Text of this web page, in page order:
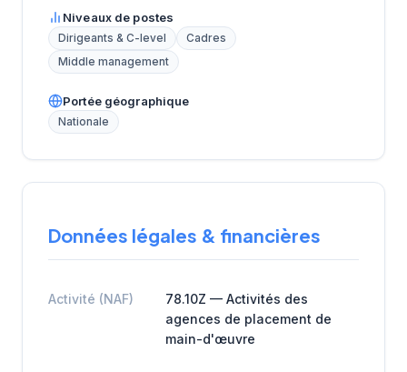
Niveaux de postes
Dirigeants & C-level
Cadres
Middle management
Portée géographique
Nationale
Données légales & financières
Activité (NAF)
78.10Z — Activités des
agences de placement de
main-d'œuvre